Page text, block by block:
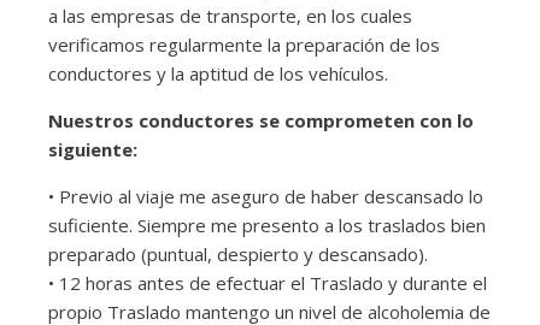
a las empresas de transporte, en los cuales
verificamos regularmente la preparación de los
conductores y la aptitud de los vehículos.
Nuestros conductores se comprometen con lo
siguiente:
• Previo al viaje me aseguro de haber descansado lo
suficiente. Siempre me presento a los traslados bien
preparado (puntual, despierto y descansado).
• 12 horas antes de efectuar el Traslado y durante el
propio Traslado mantengo un nivel de alcoholemia de